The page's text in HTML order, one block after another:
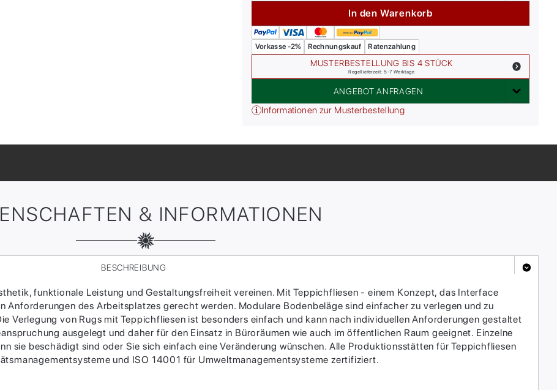
In den Warenkorb
Vorkasse -2% Rechnungskauf Ratenzahlung
MUSTERBESTELLUNG BIS 4 STÜCK
Regellieferzeit: 5-7 Werktage
ANGEBOT ANFRAGEN
Informationen zur Musterbestellung
& INFORMATIONEN
BESCHREIBUNG
funktionale Leistung und Gestaltungsfreiheit vereinen. Mit Teppichfliesen - einem Konzept, das Interface
Anforderungen des Arbeitsplatzes gerecht werden. Modulare Bodenbeläge sind einfacher zu verlegen und zu
Verlegung von Rugs mit Teppichfliesen ist besonders einfach und kann nach individuellen Anforderungen gestaltet
ausgelegt und daher für den Einsatz in Büroräumen wie auch im öffentlichen Raum geeignet. Einzelne
sie beschädigt sind oder Sie sich einfach eine Veränderung wünschen. Alle Produktionsstätten für Teppichfliesen
und ISO 14001 für Umweltmanagementsysteme zertifiziert.